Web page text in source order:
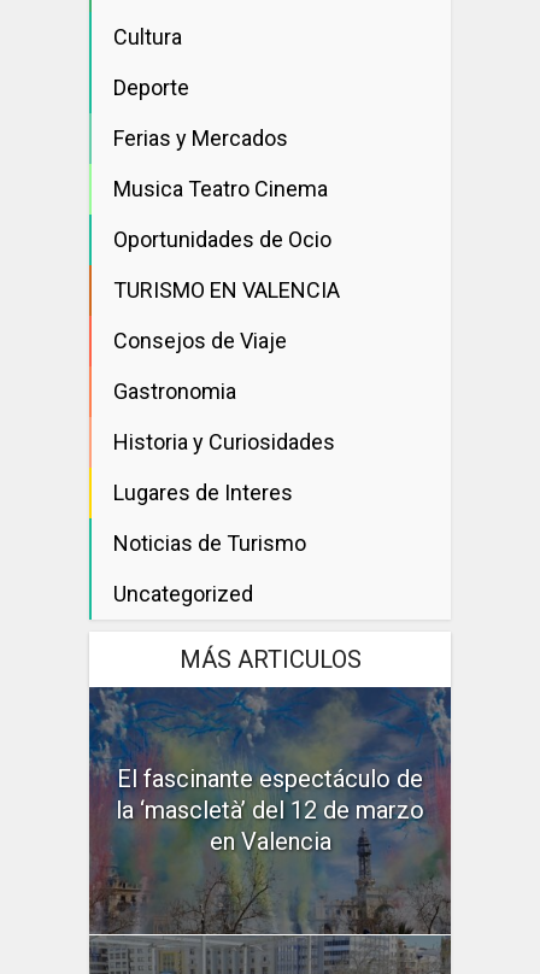
Cultura
Deporte
Ferias y Mercados
Musica Teatro Cinema
Oportunidades de Ocio
TURISMO EN VALENCIA
Consejos de Viaje
Gastronomia
Historia y Curiosidades
Lugares de Interes
Noticias de Turismo
Uncategorized
MÁS ARTICULOS
El fascinante espectáculo de
la ‘mascletà’ del 12 de marzo
en Valencia